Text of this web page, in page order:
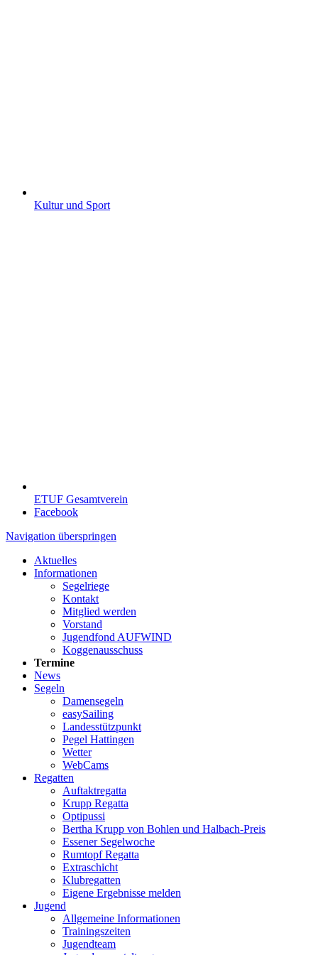
Kultur und Sport
ETUF Gesamtverein
Facebook
Navigation überspringen
Aktuelles
Informationen
Segelriege
Kontakt
Mitglied werden
Vorstand
Jugendfond AUFWIND
Koggenausschuss
Termine
News
Segeln
Damensegeln
easySailing
Landesstützpunkt
Pegel Hattingen
Wetter
WebCams
Regatten
Auftaktregatta
Krupp Regatta
Optipussi
Bertha Krupp von Bohlen und Halbach-Preis
Essener Segelwoche
Rumtopf Regatta
Extraschicht
Klubregatten
Eigene Ergebnisse melden
Jugend
Allgemeine Informationen
Trainingszeiten
Jugendteam